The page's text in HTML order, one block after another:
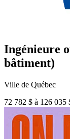
Ingénieure
bâtiment)
Ville de Québec
72 782 $ à 126 035